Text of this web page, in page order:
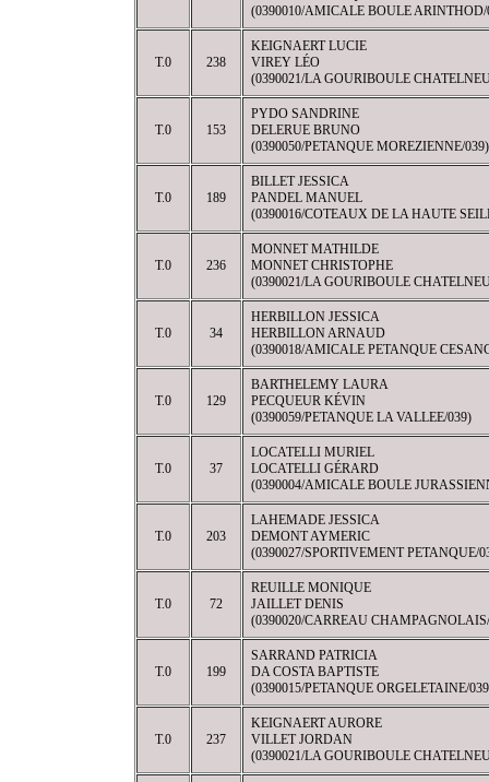
(0390010/AMICALE BOULE ARINTHOD/
T.0 238
KEIGNAERT LUCIE
VIREY LÉO
(0390021/LA GOURIBOULE
T.0 153
PYDO SANDRINE
DELERUE BRUNO
(0390050/PETANQUE MOREZIENNE/039)
T.0 189
BILLET JESSICA
PANDEL MANUEL
(0390016/COTEAUX DE LA HAUTE
T.0 236
MONNET MATHILDE
MONNET CHRISTOPHE
(0390021/LA GOURIBOULE
T.0 34
HERBILLON JESSICA
HERBILLON ARNAUD
(0390018/AMICALE PETANQUE
T.0 129
BARTHELEMY LAURA
PECQUEUR KÉVIN
(0390059/PETANQUE LA VALLEE/039)
T.0 37
LOCATELLI MURIEL
LOCATELLI GÉRARD
(0390004/AMICALE BOULE
T.0 203
LAHEMADE JESSICA
DEMONT AYMERIC
(0390027/SPORTIVEMENT PETANQUE/
T.0 72
REUILLE MONIQUE
JAILLET DENIS
(0390020/CARREAU
T.0 199
SARRAND PATRICIA
DA COSTA BAPTISTE
(0390015/PETANQUE ORGELETAINE/
T.0 237
KEIGNAERT AURORE
VILLET JORDAN
(0390021/LA GOURIBOULE